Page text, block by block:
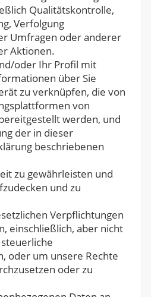
Qualitätskontrolle,
Verfolgung
Umfragen oder anderer
Aktionen.
oder Ihr Profil mit
über Sie
zu verknüpfen, die von
von
werden, und
der in dieser
beschriebenen
zu gewährleisten und
und zu
Verpflichtungen
einschließlich, aber nicht
oder um unsere Rechte
oder zu